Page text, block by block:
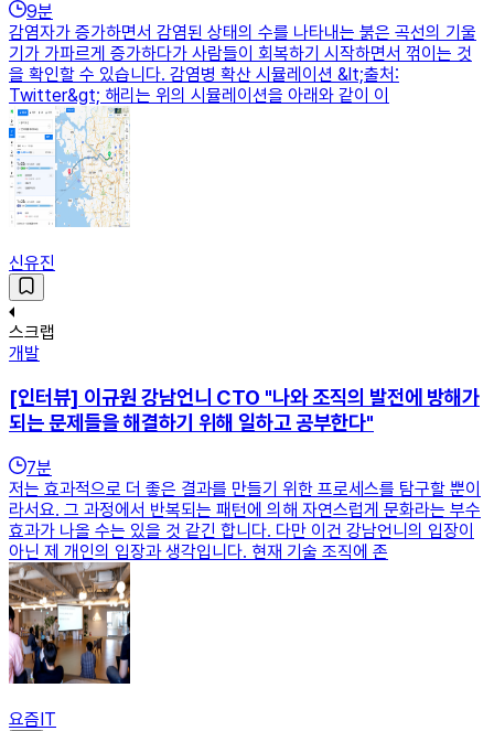
9분
감염자가 증가하면서 감염된 상태의 수를 나타내는 붉은 곡선의 기울
기가 가파르게 증가하다가 사람들이 회복하기 시작하면서 꺾이는 것
을 확인할 수 있습니다. 감염병 확산 시뮬레이션 &lt;출처:
Twitter&gt; 해리는 위의 시뮬레이션을 아래와 같이 이
신유진
스크랩
개발
[인터뷰] 이규원 강남언니 CTO "나와 조직의 발전에 방해가
되는 문제들을 해결하기 위해 일하고 공부한다"
7분
저는 효과적으로 더 좋은 결과를 만들기 위한 프로세스를 탐구할 뿐이
라서요. 그 과정에서 반복되는 패턴에 의해 자연스럽게 문화라는 부수
효과가 나올 수는 있을 것 같긴 합니다. 다만 이건 강남언니의 입장이
아닌 제 개인의 입장과 생각입니다. 현재 기술 조직에 존
요즘IT